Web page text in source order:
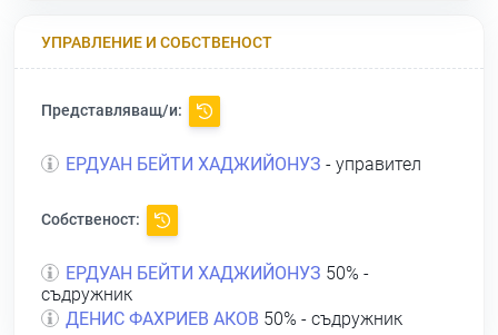
УПРАВЛЕНИЕ И СОБСТВЕНОСТ
Представляващ/и:
ЕРДУАН БЕЙТИ ХАДЖИЙОНУЗ - управител
Собственост:
ЕРДУАН БЕЙТИ ХАДЖИЙОНУЗ 50% -
съдружник
ДЕНИС ФАХРИЕВ АКОВ 50% - съдружник